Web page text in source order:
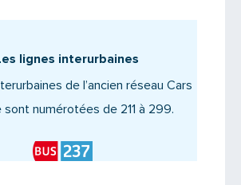
lignes interurbaines
de l’ancien réseau Cars
sont numérotées de 211 à 299.